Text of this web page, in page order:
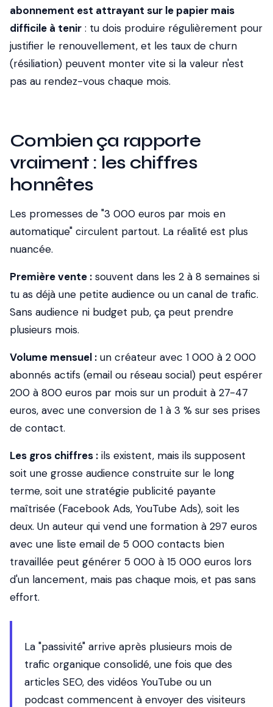
abonnement est attrayant sur le papier mais
difficile à tenir : tu dois produire régulièrement pour
justifier le renouvellement, et les taux de churn
(résiliation) peuvent monter vite si la valeur n'est
pas au rendez-vous chaque mois.
Combien ça rapporte
vraiment : les chiffres
honnêtes
Les promesses de "3 000 euros par mois en
automatique" circulent partout. La réalité est plus
nuancée.
Première vente : souvent dans les 2 à 8 semaines si
tu as déjà une petite audience ou un canal de trafic.
Sans audience ni budget pub, ça peut prendre
plusieurs mois.
Volume mensuel : un créateur avec 1 000 à 2 000
abonnés actifs (email ou réseau social) peut espérer
200 à 800 euros par mois sur un produit à 27-47
euros, avec une conversion de 1 à 3 % sur ses prises
de contact.
Les gros chiffres : ils existent, mais ils supposent
soit une grosse audience construite sur le long
terme, soit une stratégie publicité payante
maîtrisée (Facebook Ads, YouTube Ads), soit les
deux. Un auteur qui vend une formation à 297 euros
avec une liste email de 5 000 contacts bien
travaillée peut générer 5 000 à 15 000 euros lors
d'un lancement, mais pas chaque mois, et pas sans
effort.
La "passivité" arrive après plusieurs mois de
trafic organique consolidé, une fois que des
articles SEO, des vidéos YouTube ou un
podcast commencent à envoyer des visiteurs